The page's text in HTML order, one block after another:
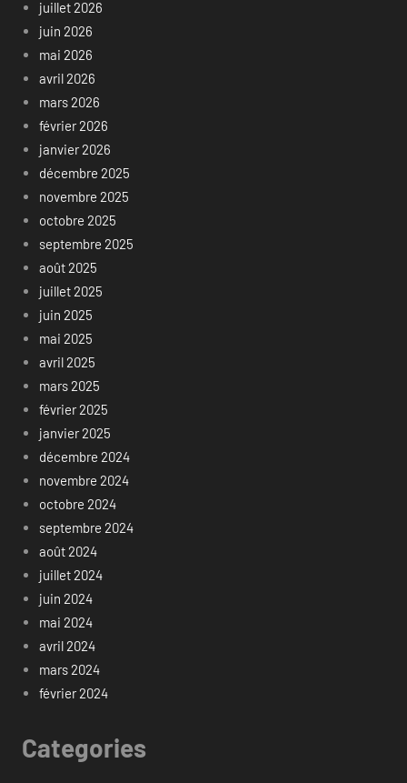
juillet 2026
juin 2026
mai 2026
avril 2026
mars 2026
février 2026
janvier 2026
décembre 2025
novembre 2025
octobre 2025
septembre 2025
août 2025
juillet 2025
juin 2025
mai 2025
avril 2025
mars 2025
février 2025
janvier 2025
décembre 2024
novembre 2024
octobre 2024
septembre 2024
août 2024
juillet 2024
juin 2024
mai 2024
avril 2024
mars 2024
février 2024
Categories